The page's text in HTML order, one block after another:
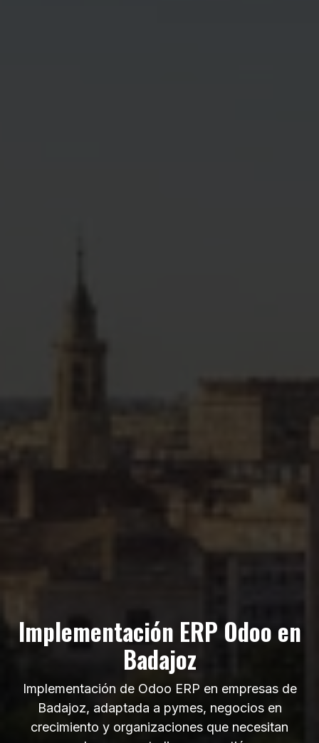
Implementación ERP Odoo en
Badajoz
Implementación de Odoo ERP en empresas de
Badajoz, adaptada a pymes, negocios en
crecimiento y organizaciones que necesitan